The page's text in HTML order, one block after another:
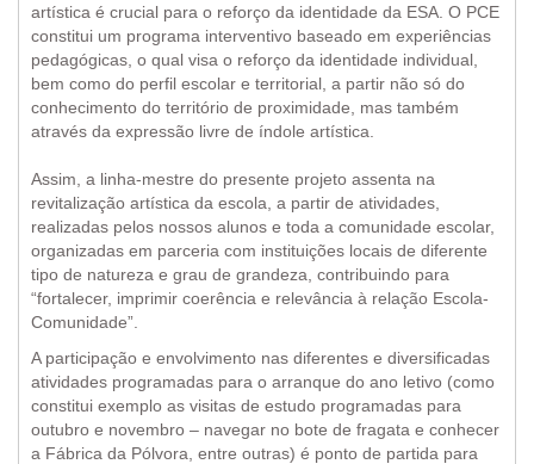
artística é crucial para o reforço da identidade da ESA. O PCE
constitui um programa interventivo baseado em experiências
pedagógicas, o qual visa o reforço da identidade individual,
bem como do perfil escolar e territorial, a partir não só do
conhecimento do território de proximidade, mas também
através da expressão livre de índole artística.
Assim, a linha-mestre do presente projeto assenta na
revitalização artística da escola, a partir de atividades,
realizadas pelos nossos alunos e toda a comunidade escolar,
organizadas em parceria com instituições locais de diferente
tipo de natureza e grau de grandeza, contribuindo para
“fortalecer, imprimir coerência e relevância à relação Escola-
Comunidade”.
A participação e envolvimento nas diferentes e diversificadas
atividades programadas para o arranque do ano letivo (como
constitui exemplo as visitas de estudo programadas para
outubro e novembro – navegar no bote de fragata e conhecer
a Fábrica da Pólvora, entre outras) é ponto de partida para